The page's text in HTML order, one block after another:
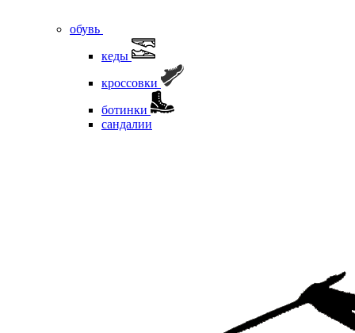
обувь
кеды
кроссовки
ботинки
сандалии